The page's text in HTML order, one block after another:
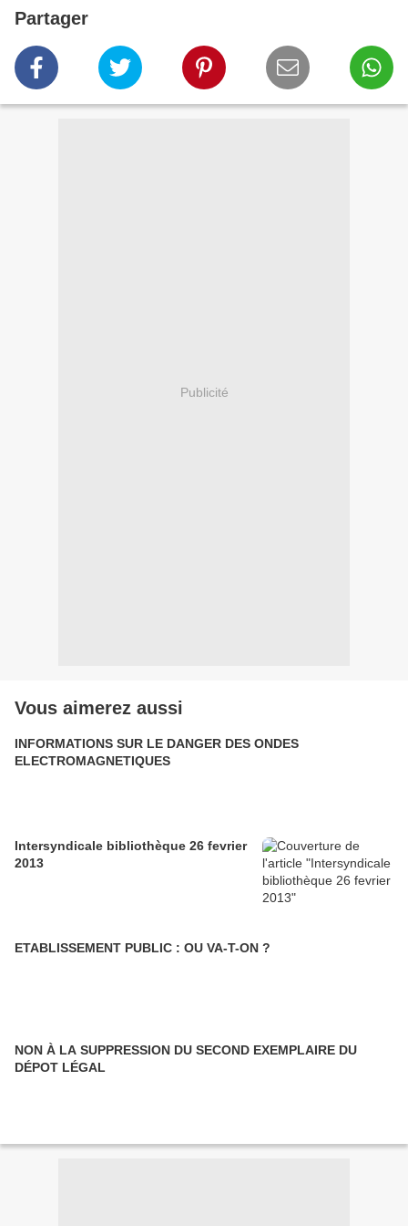
Partager
Publicité
Vous aimerez aussi
INFORMATIONS SUR LE DANGER DES ONDES
ELECTROMAGNETIQUES
Intersyndicale bibliothèque 26 fevrier
2013
ETABLISSEMENT PUBLIC : OU VA-T-ON ?
NON À LA SUPPRESSION DU SECOND EXEMPLAIRE DU
DÉPOT LÉGAL